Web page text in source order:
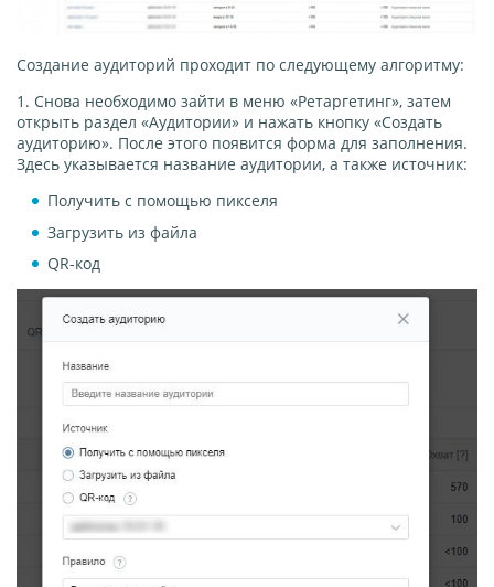
Создание аудиторий проходит по следующему алгоритму:
1. Снова необходимо зайти в меню «Ретаргетинг», затем
открыть раздел «Аудитории» и нажать кнопку «Создать
аудиторию». После этого появится форма для заполнения.
Здесь указывается название аудитории, а также источник:
Получить с помощью пикселя
Загрузить из файла
QR-код